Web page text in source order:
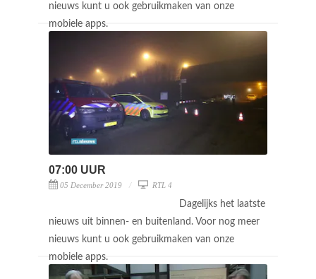
nieuws kunt u ook gebruikmaken van onze
mobiele apps.
07:00 UUR
05 December 2019 RTL 4
Dagelijks het laatste
nieuws uit binnen- en buitenland. Voor nog meer
nieuws kunt u ook gebruikmaken van onze
mobiele apps.